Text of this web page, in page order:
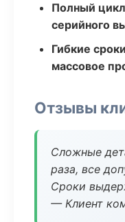
Полный
серийного
Гибкие
массовое
Отзывы
Сложные
раза, все
Сроки
— Клиент